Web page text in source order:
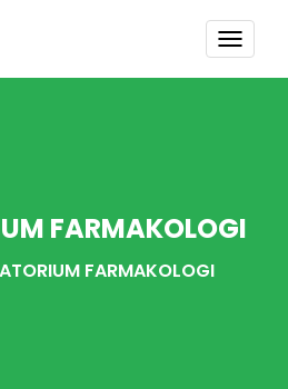
FARMAKOLOGI
FARMAKOLOGI